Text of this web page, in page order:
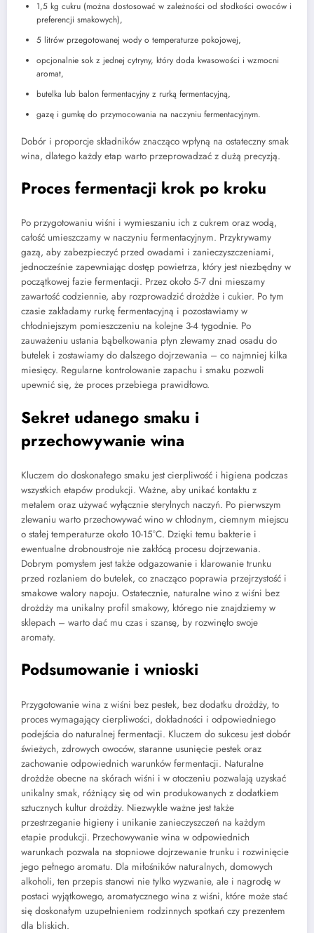
1,5 kg cukru (można dostosować w zależności od słodkości owoców i
preferencji smakowych),
5 litrów przegotowanej wody o temperaturze pokojowej,
opcjonalnie sok z jednej cytryny, który doda kwasowości i wzmocni
aromat,
butelka lub balon fermentacyjny z rurką fermentacyjną,
gazę i gumkę do przymocowania na naczyniu fermentacyjnym.
Dobór i proporcje składników znacząco wpłyną na ostateczny smak
wina, dlatego każdy etap warto przeprowadzać z dużą precyzją.
Proces fermentacji krok po kroku
Po przygotowaniu wiśni i wymieszaniu ich z cukrem oraz wodą,
całość umieszczamy w naczyniu fermentacyjnym. Przykrywamy
gazą, aby zabezpieczyć przed owadami i zanieczyszczeniami,
jednocześnie zapewniając dostęp powietrza, który jest niezbędny w
początkowej fazie fermentacji. Przez około 5-7 dni mieszamy
zawartość codziennie, aby rozprowadzić drożdże i cukier. Po tym
czasie zakładamy rurkę fermentacyjną i pozostawiamy w
chłodniejszym pomieszczeniu na kolejne 3-4 tygodnie. Po
zauważeniu ustania bąbelkowania płyn zlewamy znad osadu do
butelek i zostawiamy do dalszego dojrzewania – co najmniej kilka
miesięcy. Regularne kontrolowanie zapachu i smaku pozwoli
upewnić się, że proces przebiega prawidłowo.
Sekret udanego smaku i
przechowywanie wina
Kluczem do doskonałego smaku jest cierpliwość i higiena podczas
wszystkich etapów produkcji. Ważne, aby unikać kontaktu z
metalem oraz używać wyłącznie sterylnych naczyń. Po pierwszym
zlewaniu warto przechowywać wino w chłodnym, ciemnym miejscu
o stałej temperaturze około 10-15°C. Dzięki temu bakterie i
ewentualne drobnoustroje nie zakłócą procesu dojrzewania.
Dobrym pomysłem jest także odgazowanie i klarowanie trunku
przed rozlaniem do butelek, co znacząco poprawia przejrzystość i
smakowe walory napoju. Ostatecznie, naturalne wino z wiśni bez
drożdży ma unikalny profil smakowy, którego nie znajdziemy w
sklepach – warto dać mu czas i szansę, by rozwinęło swoje
aromaty.
Podsumowanie i wnioski
Przygotowanie wina z wiśni bez pestek, bez dodatku drożdży, to
proces wymagający cierpliwości, dokładności i odpowiedniego
podejścia do naturalnej fermentacji. Kluczem do sukcesu jest dobór
świeżych, zdrowych owoców, staranne usunięcie pestek oraz
zachowanie odpowiednich warunków fermentacji. Naturalne
drożdże obecne na skórach wiśni i w otoczeniu pozwalają uzyskać
unikalny smak, różniący się od win produkowanych z dodatkiem
sztucznych kultur drożdży. Niezwykle ważne jest także
przestrzeganie higieny i unikanie zanieczyszczeń na każdym
etapie produkcji. Przechowywanie wina w odpowiednich
warunkach pozwala na stopniowe dojrzewanie trunku i rozwinięcie
jego pełnego aromatu. Dla miłośników naturalnych, domowych
alkoholi, ten przepis stanowi nie tylko wyzwanie, ale i nagrodę w
postaci wyjątkowego, aromatycznego wina z wiśni, które może stać
się doskonałym uzupełnieniem rodzinnych spotkań czy prezentem
dla bliskich.